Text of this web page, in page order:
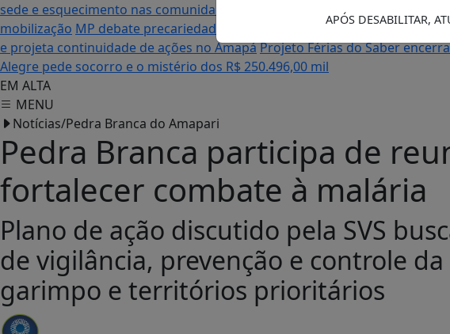
sede e esquecimento nas comunidades: as duas realidades de Amapá
mobilização MP debate precariedade de energia elétrica com
e projeta continuidade de ações no AmapáProjeto Férias do Saber
Alegre pede socorro e o mistério dos R$ 250.496,00 mil
EM ALTA
MENU
Notícias/Pedra Branca do Amapari
Pedra Branca participa de
fortalecer combate à malária
Plano de ação discutido pela SVS
de vigilância, prevenção e controle
garimpo e territórios prioritários
APÓS DESABILITAR,